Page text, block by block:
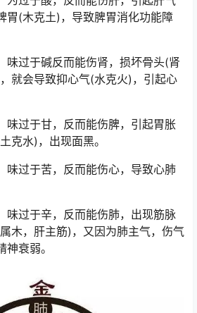
胃(木克土)，导致脾胃消化功能障
味过于碱反而能伤肾，损坏骨头(肾
就会导致抑心气(水克火)，引起心
味过于甘，反而能伤脾，引起胃胀
克水)，出现面黑。
味过于苦，反而能伤心，导致心肺
味过于辛，反而能伤肺，出现筋脉
木，肝主筋)，又因为肺主气，伤气
衰弱。